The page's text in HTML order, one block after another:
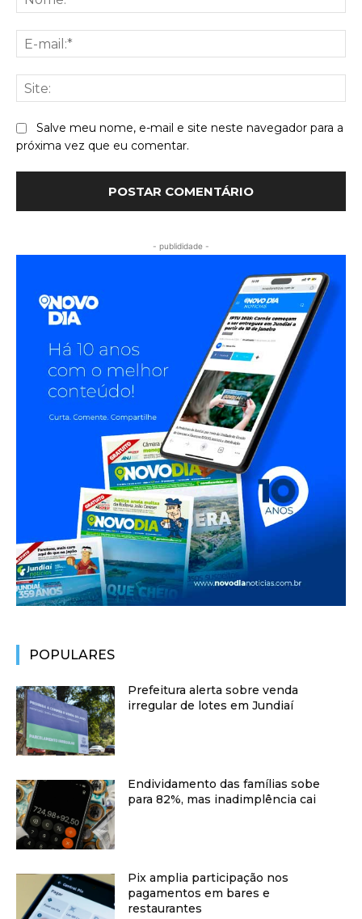
Salve meu nome, e-mail e site neste navegador para a
próxima vez que eu comentar.
- publididade -
POPULARES
Prefeitura alerta sobre venda
irregular de lotes em Jundiaí
Endividamento das famílias sobe
para 82%, mas inadimplência cai
Pix amplia participação nos
pagamentos em bares e
restaurantes